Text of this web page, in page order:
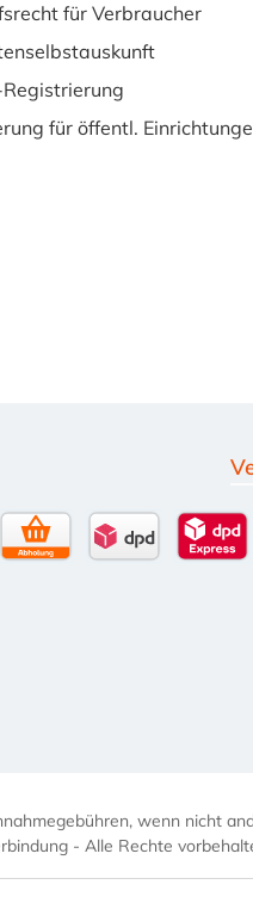
für Verbraucher
für öffentl.
wenn nicht
- Alle Rechte